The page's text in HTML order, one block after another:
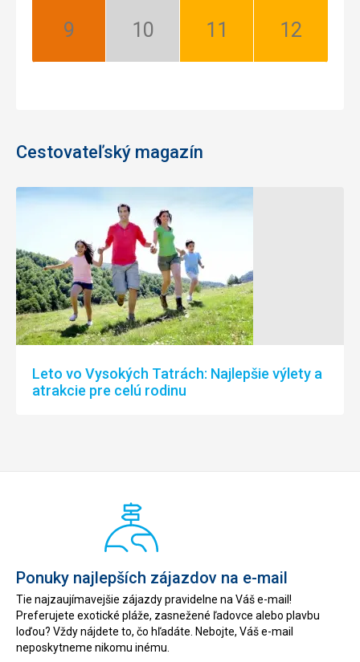
September:
Október:
November:
December:
Cestovateľský magazín
Leto vo Vysokých Tatrách: Najlepšie výlety a
atrakcie pre celú rodinu
Ponuky najlepších zájazdov na e-mail
Tie najzaujímavejšie zájazdy pravidelne na Váš e-mail!
Preferujete exotické pláže, zasnežené ľadovce alebo plavbu
loďou? Vždy nájdete to, čo hľadáte. Nebojte, Váš e-mail
neposkytneme nikomu inému.